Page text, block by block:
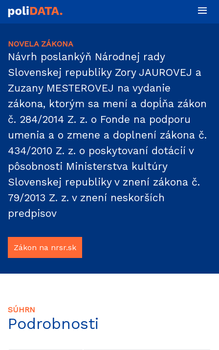
NOVELA ZÁKONA
Návrh poslankýň Národnej rady
Slovenskej republiky Zory JAUROVEJ a
Zuzany MESTEROVEJ na vydanie
zákona, ktorým sa mení a dopĺňa zákon
č. 284/2014 Z. z. o Fonde na podporu
umenia a o zmene a doplnení zákona č.
434/2010 Z. z. o poskytovaní dotácií v
pôsobnosti Ministerstva kultúry
Slovenskej republiky v znení zákona č.
79/2013 Z. z. v znení neskorších
predpisov
Zákon na nrsr.sk
SÚHRN
Podrobnosti